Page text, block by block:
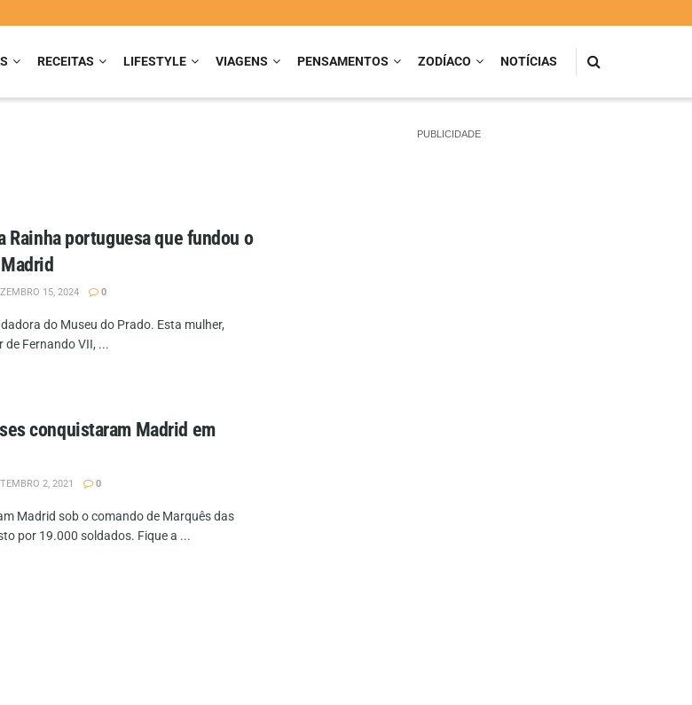
RECEITAS LIFESTYLE VIAGENS PENSAMENTOS ZODÍACO NOTÍCIAS
Rainha portuguesa que fundou o
15, 2024 0
do Museu do Prado. Esta mulher,
de Fernando VII, ...
conquistaram Madrid em
2, 2021 0
Madrid sob o comando de Marquês das
por 19.000 soldados. Fique a ...
PUBLICIDADE